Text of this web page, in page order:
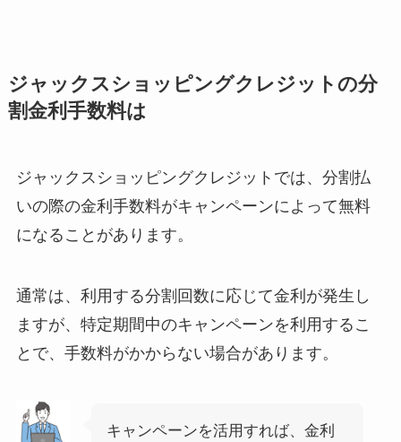
ジャックスショッピングクレジットの分
割金利手数料は
ジャックスショッピングクレジットでは、分割払
いの際の金利手数料がキャンペーンによって無料
になることがあります。
通常は、利用する分割回数に応じて金利が発生し
ますが、特定期間中のキャンペーンを利用するこ
とで、手数料がかからない場合があります。
キャンペーンを活用すれば、金利